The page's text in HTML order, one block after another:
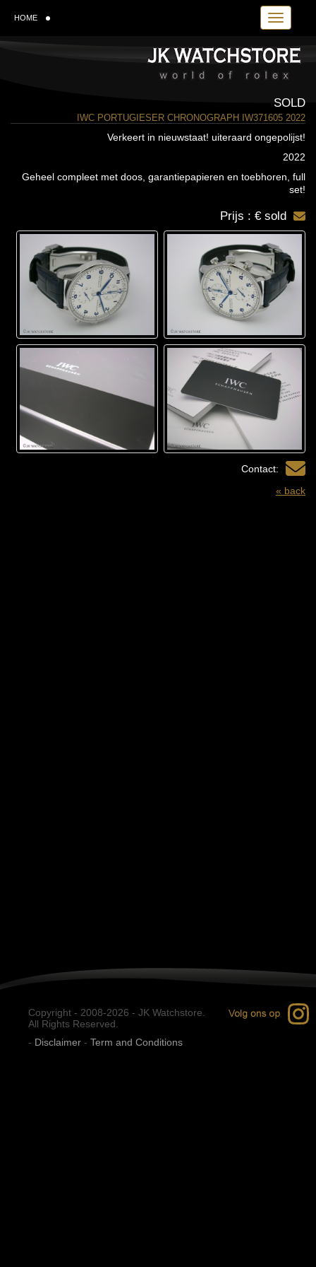
Toggle
HOME
SOLD
IWC PORTUGIESER CHRONOGRAPH IW371605 2022
Verkeert in nieuwstaat! uiteraard ongepolijst!
2022
Geheel compleet met doos, garantiepapieren en toebhoren, full
set!
Prijs : € sold
Contact:
« back
Copyright - 2008-2026 - JK Watchstore.
All Rights Reserved.
- Disclaimer - Term and Conditions